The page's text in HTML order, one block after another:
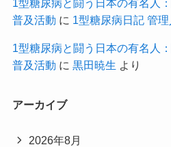
1型糖尿病と闘う日本の有名人
普及活動 に 1型糖尿病日記 管理
1型糖尿病と闘う日本の有名人
普及活動 に 黒田暁生 より
アーカイブ
2026年8月